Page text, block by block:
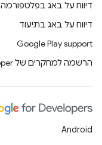
דיווח על באג בפלטפורמה
דיווח על באג בתיעוד
Google Play support
הרשמה למחקרים של Android Developer
Android